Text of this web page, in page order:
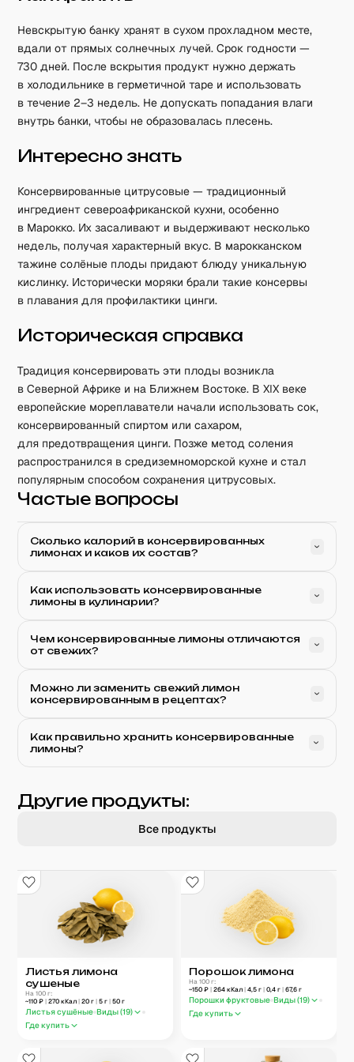
Невскрытую банку хранят в сухом прохладном месте,
вдали от прямых солнечных лучей. Срок годности —
730 дней. После вскрытия продукт нужно держать
в холодильнике в герметичной таре и использовать
в течение 2–3 недель. Не допускать попадания влаги
внутрь банки, чтобы не образовалась плесень.
Интересно знать
Консервированные цитрусовые — традиционный
ингредиент североафриканской кухни, особенно
в Марокко. Их засаливают и выдерживают несколько
недель, получая характерный вкус. В марокканском
тажине солёные плоды придают блюду уникальную
кислинку. Исторически моряки брали такие консервы
в плавания для профилактики цинги.
Историческая справка
Традиция консервировать эти плоды возникла
в Северной Африке и на Ближнем Востоке. В XIX веке
европейские мореплаватели начали использовать сок,
консервированный спиртом или сахаром,
для предотвращения цинги. Позже метод соления
распространился в средиземноморской кухне и стал
популярным способом сохранения цитрусовых.
Частые вопросы
Сколько калорий в консервированных
лимонах и каков их состав?
Как использовать консервированные
лимоны в кулинарии?
Чем консервированные лимоны отличаются
от свежих?
Можно ли заменить свежий лимон
консервированным в рецептах?
Как правильно хранить консервированные
лимоны?
Другие продукты:
Все продукты
Листья лимона
сушеные
На 100 г:
~110 ₽| 270 кКал| 20 г| 5 г| 50 г
Листья сушёные Виды (19)
Где купить
Порошок лимона
На 100 г:
~150 ₽ | 264 кКал | 4,5 г | 0,4 г | 67,6 г
Порошки фруктовые Виды (19)
Где купить